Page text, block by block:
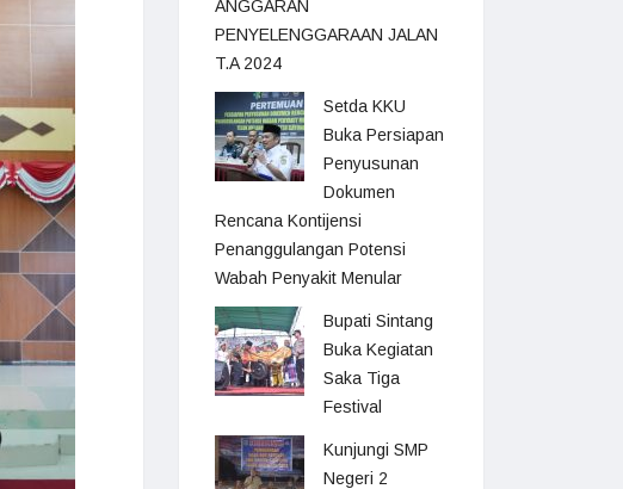
ANGGARAN
PENYELENGGARAAN JALAN
T.A 2024
Setda KKU
Buka Persiapan
Penyusunan
Dokumen
Rencana Kontijensi
Penanggulangan Potensi
Wabah Penyakit Menular
Bupati Sintang
Buka Kegiatan
Saka Tiga
Festival
Kunjungi SMP
Negeri 2